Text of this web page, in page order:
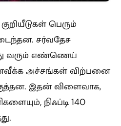
பெரும்
சர்வதேச
வரும் எண்ணெய்
அச்சங்கள் விற்பனை
இதன் விளைவாக,
நிஃப்டி 140